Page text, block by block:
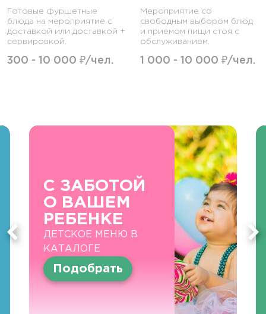
Готовые фуршетные
блюда на мероприятие с
доставкой или доставкой +
сервировкой.
300 - 10 000 ₽/чел.
Мероприятие со
свободным выбором блюд
и приемом пищи стоя с
обслуживанием.
1 000 - 10 000 ₽/чел.
С ЗАБОТОЙ
О ВАШЕМ
РЕБЕНКЕ
ДЕТСКОЕ МЕНЮ В
КАТАЛОГЕ
Подобрать